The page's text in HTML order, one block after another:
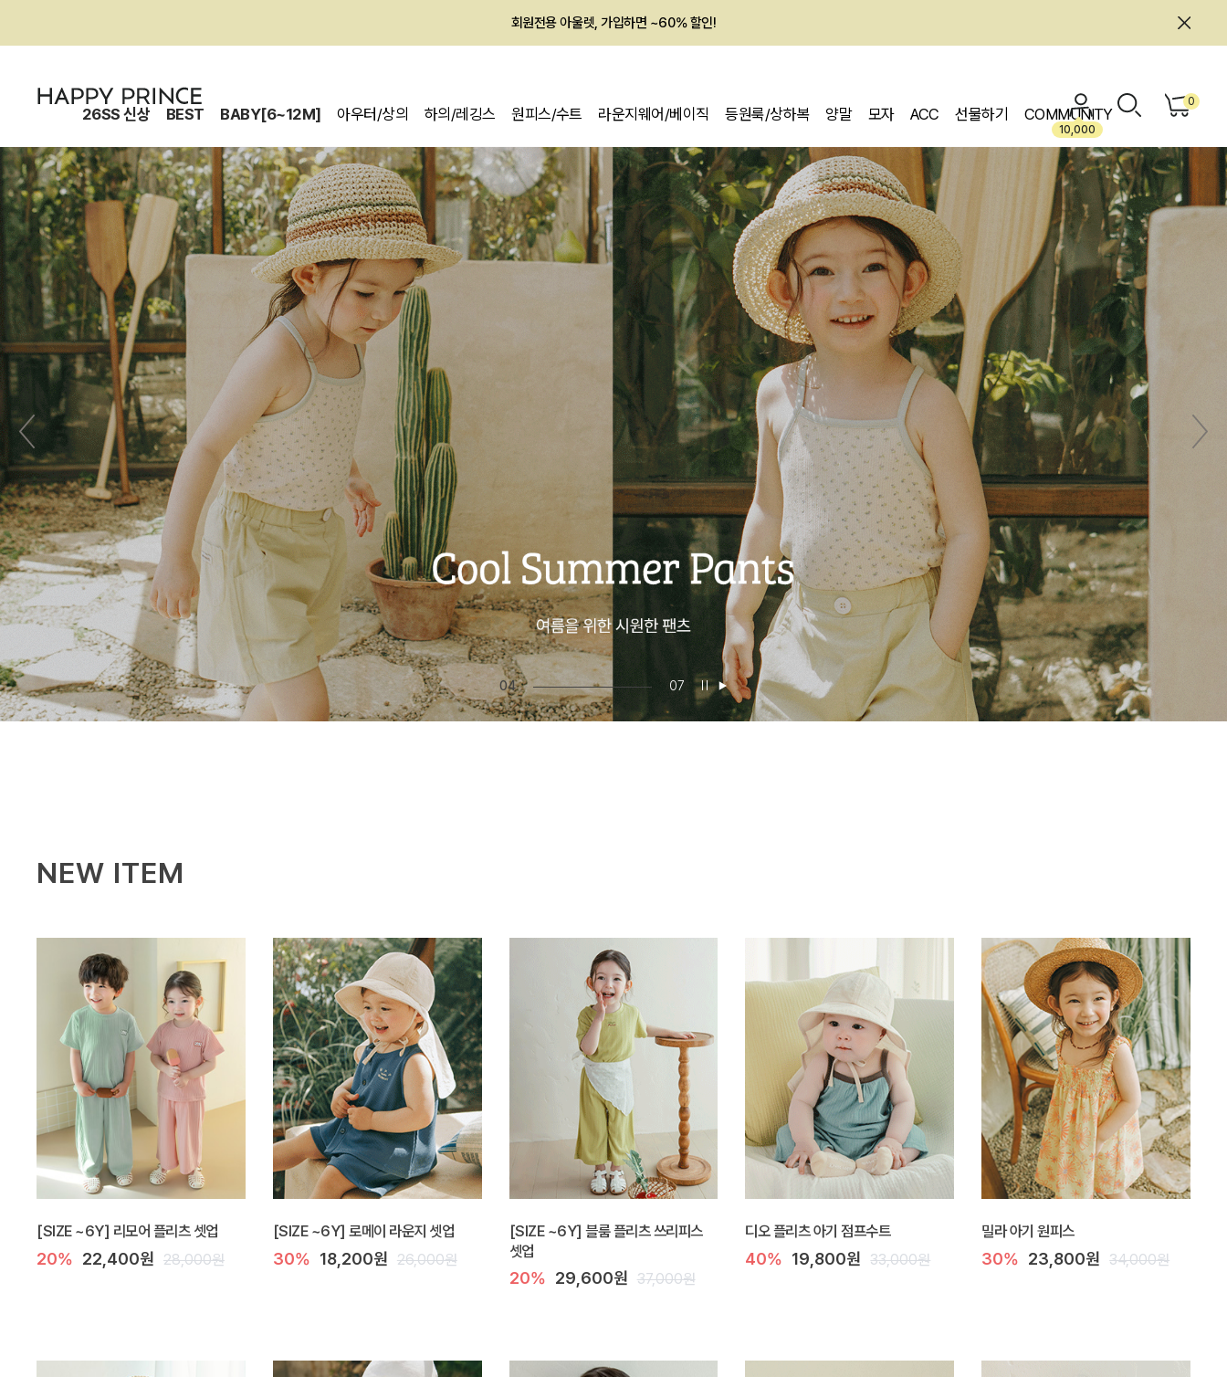
회원전용 아울렛, 가입하면 ~60% 할인!
26SS 신상 BEST BABY[6~12M] 아우터/상의 하의/레깅스 원피스/수트 라운지웨어/베이직 등원룩/상하복 양말 모자 ACC 선물하기 COMMUNITY
10,000
0
05 07
NEW ITEM
[SIZE ~6Y] 리모어 플리츠 셋업
20% 22,400원 28,000원
[SIZE ~6Y] 로메이 라운지 셋업
30% 18,200원 26,000원
[SIZE ~6Y] 블룸 플리츠 쓰리피스
셋업
20% 29,600원 37,000원
디오 플리츠 아기 점프수트
40% 19,800원 33,000원
밀라 아기 원피스
30% 23,800원 34,000원